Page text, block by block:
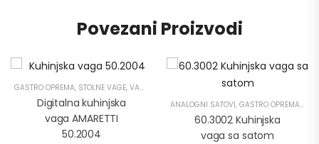
Povezani Proizvodi
GASTRO OPREMA, STOLNE VAGE, VAGE KUĆANSKE
Digitalna kuhinjska
vaga AMARETTI
50.2004
ANALOGNI SATOVI, GASTRO OPREMA,
60.3002 Kuhinjska
vaga sa satom